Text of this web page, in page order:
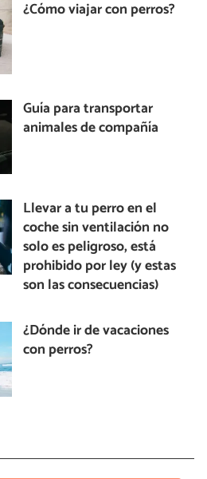
¿Cómo viajar con perros?
Guía para transportar
animales de compañía
Llevar a tu perro en el
coche sin ventilación no
solo es peligroso, está
prohibido por ley (y estas
son las consecuencias)
¿Dónde ir de vacaciones
con perros?